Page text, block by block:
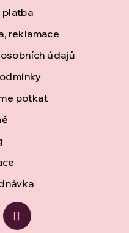
platba
reklamace
údajů
potkat